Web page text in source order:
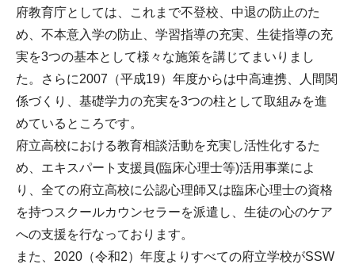
府教育庁としては、これまで不登校、中退の防止のた
め、不本意入学の防止、学習指導の充実、生徒指導の充
実を3つの基本として様々な施策を講じてまいりまし
た。さらに2007（平成19）年度からは中高連携、人間関
係づくり、基礎学力の充実を3つの柱として取組みを進
めているところです。
府立高校における教育相談活動を充実し活性化するた
め、エキスパート支援員(臨床心理士等)活用事業によ
り、全ての府立高校に公認心理師又は臨床心理士の資格
を持つスクールカウンセラーを派遣し、生徒の心のケア
への支援を行なっております。
また、2020（令和2）年度よりすべての府立学校がSSW